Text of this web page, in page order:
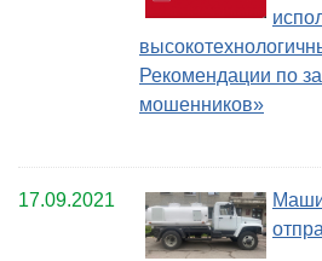
Рекомендации по
мошенников»
17.09.2021